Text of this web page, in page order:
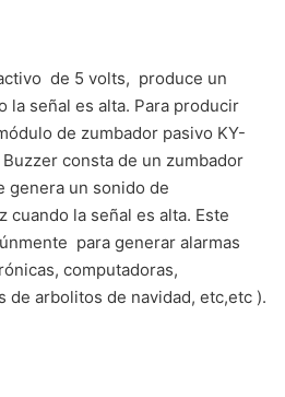
de 5 volts, produce un
la señal es alta. Para producir
de zumbador pasivo KY-
consta de un zumbador
genera un sonido de
cuando la señal es alta. Este
para generar alarmas
computadoras,
de arbolitos de navidad, etc,etc ).